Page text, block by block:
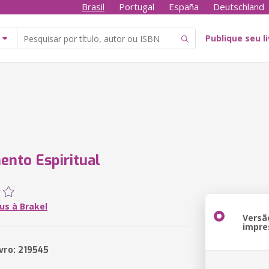
Brasil Portugal España Deutschland
Publique seu
Espiritual
à Brakel
219545